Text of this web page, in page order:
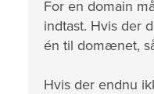
For en domain
indtast. Hvis der
én til domænet,
Hvis der endnu